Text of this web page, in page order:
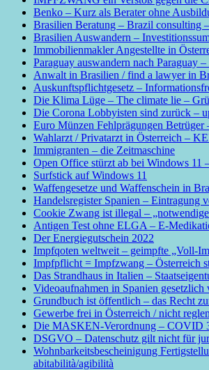
Benko – Kurz als Berater ohne
Brasilien Beratung – Brazil consulting
Brasilien Auswandern –
Immobilienmakler Angestellte in
Paraguay auswandern nach Paraguay
Anwalt in Brasilien / find a lawyer in
Auskunftspflichtgesetz –
Die Klima Lüge – The climate lie –
Die Corona Lobbyisten sind zurück –
Euro Münzen Fehlprägungen
Wahlarzt / Privatarzt in Österreich –
Immigranten – die Zeitmaschine
Open Office stürzt ab bei Windows 11
Surfstick auf Windows 11
Waffengesetze und Waffenschein in
Handelsregister Spanien – Eintragung
Cookie Zwang ist illegal –
Antigen Test ohne ELGA – E-
Der Energiegutschein 2022
Impfqoten weltweit – geimpfte „Voll-
Impfpflicht = Impfzwang – Österreich
Das Strandhaus in Italien –
Videoaufnahmen in Spanien
Grundbuch ist öffentlich – das Recht
Gewerbe frei in Österreich / nicht
Die MASKEN-Verordnung – COVID
DSGVO – Datenschutz gilt nicht für
Wohnbarkeitsbescheinigung
abitabilità/agibilità